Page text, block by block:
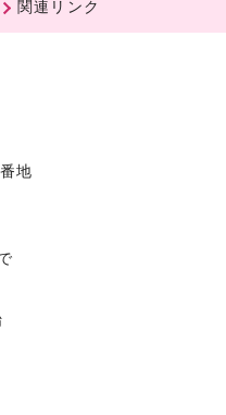
関連リンク
地